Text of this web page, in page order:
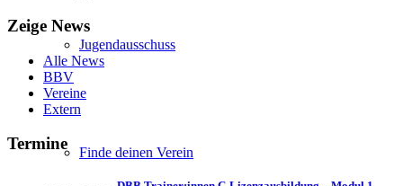
Jugendausschuss
Finde deinen Verein
Zeige News
Alle News
BBV
Vereine
Extern
Termine